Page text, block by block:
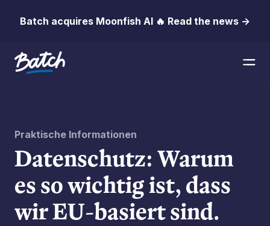
Batch acquires Moonfish AI 🔥 Read the news →
Praktische Informationen
Datenschutz: Warum
es so wichtig ist, dass
wir EU-basiert sind.